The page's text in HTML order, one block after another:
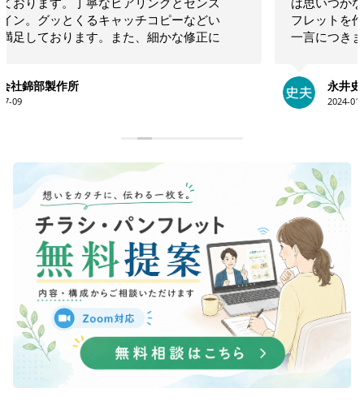
フレットを作ってくださいました！！素晴らしいの
一言につきます！！今後も何かの時にお願いしたい
永井史夫